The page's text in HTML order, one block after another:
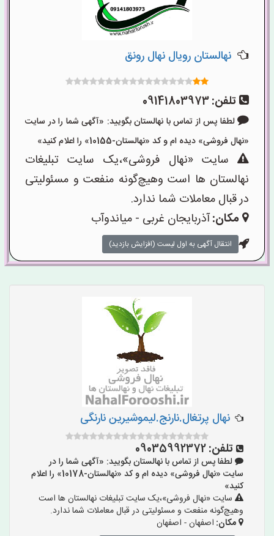
نهالستان رویال نهال رونق
تلفن:09141803973
لطفا پس از تماس با نهالستان بگویید: «آگهی شما را در سایت
«نهال فروشی» دیده ام و کد «نهالستان-10155» را اعلام کنید»
سایت «نهال فروشی»،یک سایت تبلیغات
نهالستان ها است وهیچ‌گونه منفعت و مسئولیتی
در قبال معاملات شما ندارد.
مکان:آذربایجان غربی - میاندوآب
انتقال آگهی به اول لیست (افزایش بازدید)
نهال پرتغال.نارنج.لیموشیرین نارنگی
تلفن:09035992372
لطفا پس از تماس با نهالستان بگویید: «آگهی شما را در
سایت «نهال فروشی» دیده ام و کد «نهالستان-10178» را اعلام
کنید»
سایت «نهال فروشی»،یک سایت تبلیغات نهالستان ها است
وهیچ‌گونه منفعت و مسئولیتی در قبال معاملات شما ندارد.
مکان: اصفهان - اصفهان